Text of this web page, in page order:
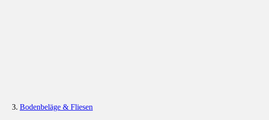
Bodenbeläge & Fliesen